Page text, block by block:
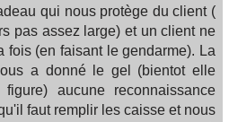
qui nous protège du client (
pas assez large) et un client ne
fois (en faisant le gendarme). La
a donné le gel (bientot elle
aucune reconnaissance
faut remplir les caisse et nous